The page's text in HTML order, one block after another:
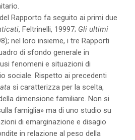
Rapporto fa seguito ai primi due
, Feltrinelli, 19997; Gli ultimi
nel loro insieme, i tre Rapporti
di sfondo generale in
fenomeni e situazioni di
sociale. Rispetto ai precedenti
si caratterizza per la scelta,
dimensione familiare. Non si
famiglia» ma di uno studio su
di emarginazione e disagio
in relazione al peso della